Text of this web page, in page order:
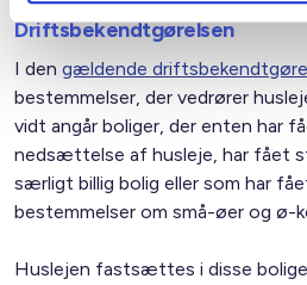
Driftsbekendtgørelsen
I dengældende
bestemmelser, der vedrører
vidt angår boliger, der enten har
nedsættelse af husleje, har fået
særligt billig bolig eller som har
bestemmelser om små-øer og ø-
Huslejen fastsættes i disse